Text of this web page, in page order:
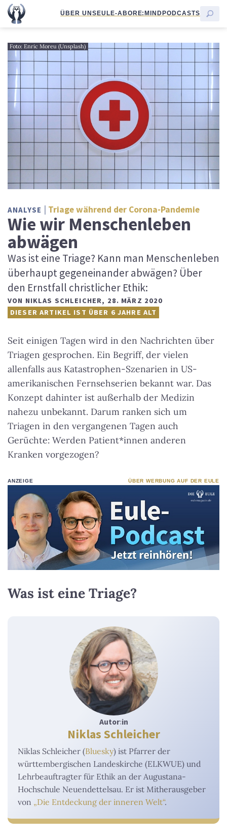
ÜBER UNSEULE-ABORE:MINDPODCASTS
Foto: Enric Moreu (Unsplash)
ANALYSE Triage während der Corona-Pandemie
Wie wir Menschenleben
abwägen
Was ist eine Triage? Kann man Menschenleben
überhaupt gegeneinander abwägen? Über
den Ernstfall christlicher Ethik:
VON NIKLAS SCHLEICHER, 28. MÄRZ 2020
DIESER ARTIKEL IST ÜBER 6 JAHRE ALT
Seit einigen Tagen wird in den Nachrichten über
Triagen gesprochen. Ein Begriff, der vielen
allenfalls aus Katastrophen-Szenarien in US-
amerikanischen Fernsehserien bekannt war. Das
Konzept dahinter ist außerhalb der Medizin
nahezu unbekannt. Darum ranken sich um
Triagen in den vergangenen Tagen auch
Gerüchte: Werden Patient*innen anderen
Kranken vorgezogen?
ANZEIGE ÜBER WERBUNG AUF DER EULE
Was ist eine Triage?
Autor:in
Niklas Schleicher
Niklas Schleicher (Bluesky) ist Pfarrer der
württembergischen Landeskirche (ELKWUE) und
Lehrbeauftragter für Ethik an der Augustana-
Hochschule Neuendettelsau. Er ist Mitherausgeber
von „Die Entdeckung der inneren Welt“.